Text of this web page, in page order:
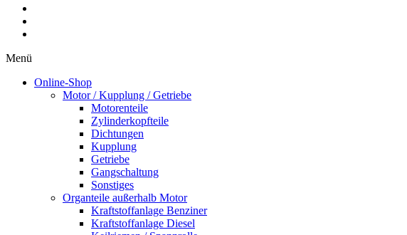
Menü
Online-Shop
Motor / Kupplung / Getriebe
Motorenteile
Zylinderkopfteile
Dichtungen
Kupplung
Getriebe
Gangschaltung
Sonstiges
Organteile außerhalb Motor
Kraftstoffanlage Benziner
Kraftstoffanlage Diesel